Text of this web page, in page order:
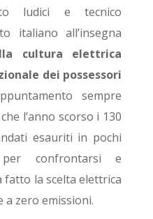
ludici e tecnico
italiano all’insegna
cultura elettrica
dei possessori
sempre
l’anno scorso i 130
esauriti in pochi
per confrontarsi e
fatto la scelta elettrica
zero emissioni.